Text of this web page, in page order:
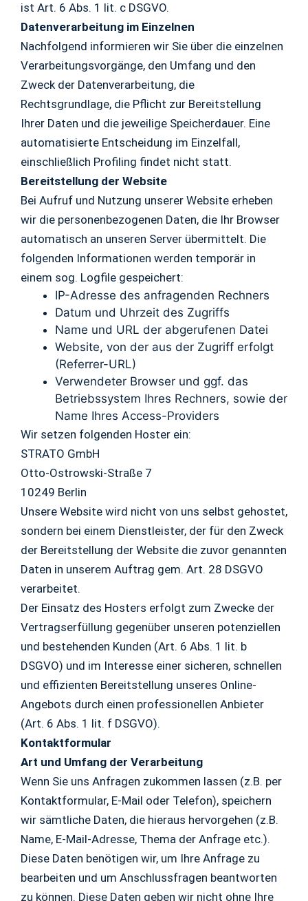
ist Art. 6 Abs. 1 lit. c DSGVO.
Datenverarbeitung im Einzelnen
Nachfolgend informieren wir Sie über die einzelnen
Verarbeitungsvorgänge, den Umfang und den
Zweck der Datenverarbeitung, die
Rechtsgrundlage, die Pflicht zur Bereitstellung
Ihrer Daten und die jeweilige Speicherdauer. Eine
automatisierte Entscheidung im Einzelfall,
einschließlich Profiling findet nicht statt.
Bereitstellung der Website
Bei Aufruf und Nutzung unserer Website erheben
wir die personenbezogenen Daten, die Ihr Browser
automatisch an unseren Server übermittelt. Die
folgenden Informationen werden temporär in
einem sog. Logfile gespeichert:
IP-Adresse des anfragenden Rechners
Datum und Uhrzeit des Zugriffs
Name und URL der abgerufenen Datei
Website, von der aus der Zugriff erfolgt
(Referrer-URL)
Verwendeter Browser und ggf. das
Betriebssystem Ihres Rechners, sowie der
Name Ihres Access-Providers
Wir setzen folgenden Hoster ein:
STRATO GmbH
Otto-Ostrowski-Straße 7
10249 Berlin
Unsere Website wird nicht von uns selbst gehostet,
sondern bei einem Dienstleister, der für den Zweck
der Bereitstellung der Website die zuvor genannten
Daten in unserem Auftrag gem. Art. 28 DSGVO
verarbeitet.
Der Einsatz des Hosters erfolgt zum Zwecke der
Vertragserfüllung gegenüber unseren potenziellen
und bestehenden Kunden (Art. 6 Abs. 1 lit. b
DSGVO) und im Interesse einer sicheren, schnellen
und effizienten Bereitstellung unseres Online-
Angebots durch einen professionellen Anbieter
(Art. 6 Abs. 1 lit. f DSGVO).
Kontaktformular
Art und Umfang der Verarbeitung
Wenn Sie uns Anfragen zukommen lassen (z.B. per
Kontaktformular, E-Mail oder Telefon), speichern
wir sämtliche Daten, die hieraus hervorgehen (z.B.
Name, E-Mail-Adresse, Thema der Anfrage etc.).
Diese Daten benötigen wir, um Ihre Anfrage zu
bearbeiten und um Anschlussfragen beantworten
zu können. Diese Daten geben wir nicht ohne Ihre